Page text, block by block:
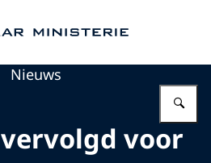
Nieuws
voor